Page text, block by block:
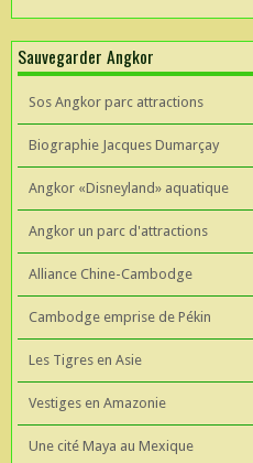
Sauvegarder Angkor
Sos Angkor parc attractions
Biographie Jacques Dumarçay
Angkor «Disneyland» aquatique
Angkor un parc d'attractions
Alliance Chine-Cambodge
Cambodge emprise de Pékin
Les Tigres en Asie
Vestiges en Amazonie
Une cité Maya au Mexique